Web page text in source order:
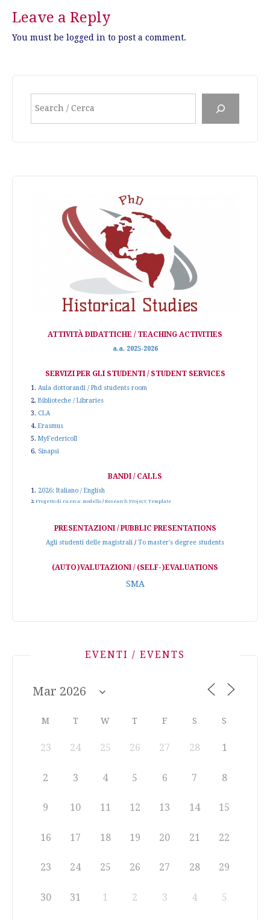
Leave a Reply
You must be logged in to post a comment.
ATTIVITÀ DIDATTICHE / TEACHING ACTIVITIES
a.a. 2025-2026
SERVIZI PER GLI STUDENTI / STUDENT SERVICES
1. Aula dottorandi / Phd students room
2. Biblioteche / Libraries
3. CLA
4. Erasmus
5. MyFedericoII
6. Sinapsi
BANDI / CALLS
1. 2026: Italiano / English
2. Progetto di ricerca: modello /Research Project: Template
PRESENTAZIONI / PUBBLIC PRESENTATIONS
Agli studenti delle magistrali / To master's degree students
(AUTO)VALUTAZIONI / (SELF-)EVALUATIONS
SMA
EVENTI / EVENTS
M T W T F S S
23 24 25 26 27 28 1
2 3 4 5 6 7 8
9 10 11 12 13 14 15
16 17 18 19 20 21 22
23 24 25 26 27 28 29
30 31 1 2 3 4 5